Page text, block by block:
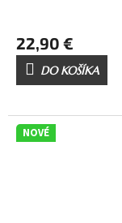
22,90 €
DO KOŠÍKA
NOVÉ